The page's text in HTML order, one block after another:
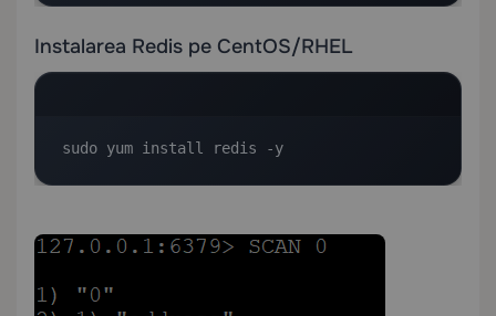
Instalarea Redis pe CentOS/RHEL
sudo yum install redis -y